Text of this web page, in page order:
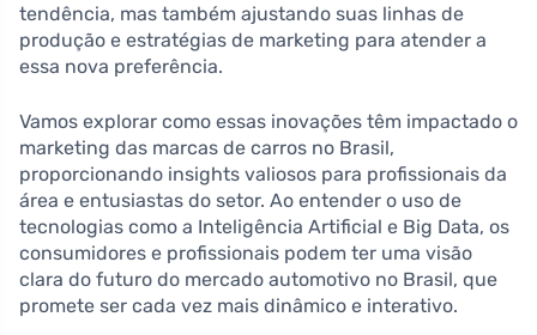
tendência, mas também ajustando suas linhas de
produção e estratégias de marketing para atender a
essa nova preferência.
Vamos explorar como essas inovações têm impactado o
marketing das marcas de carros no Brasil,
proporcionando insights valiosos para profissionais da
área e entusiastas do setor. Ao entender o uso de
tecnologias como a Inteligência Artificial e Big Data, os
consumidores e profissionais podem ter uma visão
clara do futuro do mercado automotivo no Brasil, que
promete ser cada vez mais dinâmico e interativo.